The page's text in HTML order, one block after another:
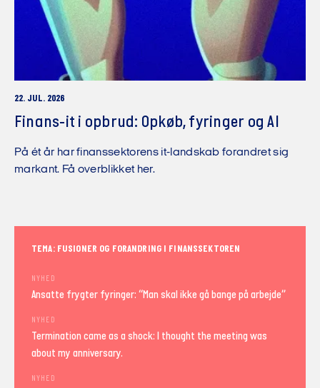
22. JUL. 2026
Finans-it i opbrud: Opkøb, fyringer og AI
På ét år har finanssektorens it-landskab forandret sig
markant. Få overblikket her.
TEMA: FUSIONER OG FORANDRING I FINANSSEKTOREN
NYHED
Ansatte frygter fyringer: “Man skal ikke gå bange på arbejde”
NYHED
Termination came as a shock: I thought the meeting was
about my anniversary.
NYHED